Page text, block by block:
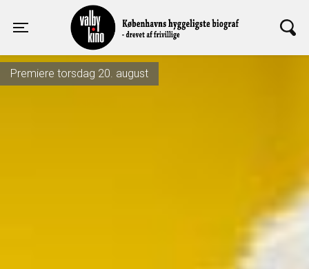
Toggle navigation
Valby Kino
Premiere torsdag 20. august